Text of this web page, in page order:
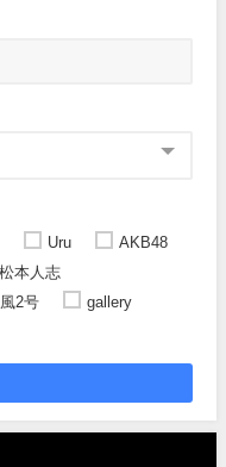
Uru
AKB48
松本人志
2号
gallery